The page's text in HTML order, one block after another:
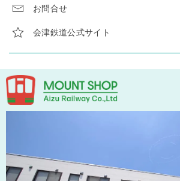
お問合せ
会津鉄道公式サイト